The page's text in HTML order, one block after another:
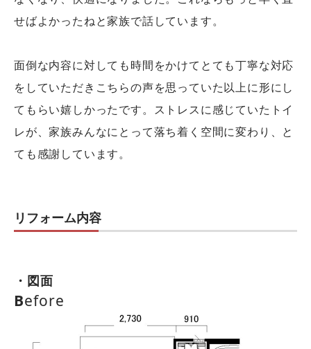
せばよかったねと家族で話しています。
面倒な内容に対しても時間をかけてとても丁寧な対応
をしていただきこちらの声を思っていた以上に形にし
てもらい嬉しかったです。ストレスに感じていたトイ
レが、家族みんなにとって落ち着く空間に変わり、と
ても感謝しています。
リフォーム内容
・図面
Before